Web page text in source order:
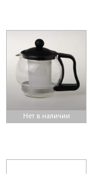
Нет в наличии